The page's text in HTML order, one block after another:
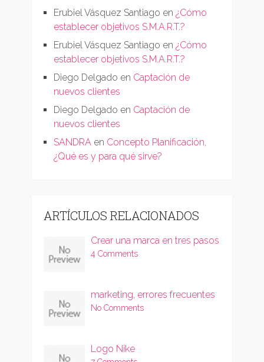
Erubiel Vásquez Santiago en ¿Cómo
establecer objetivos S.M.A.R.T.?
Erubiel Vásquez Santiago en ¿Cómo
establecer objetivos S.M.A.R.T.?
Diego Delgado en Captación de
nuevos clientes
Diego Delgado en Captación de
nuevos clientes
SANDRAen Concepto Planificación,
¿Qué es y para qué sirve?
ARTÍCULOS RELACIONADOS
Crear una marca en tres pasos
4 Comments
marketing, errores frecuentes
No Comments
Logo Nike